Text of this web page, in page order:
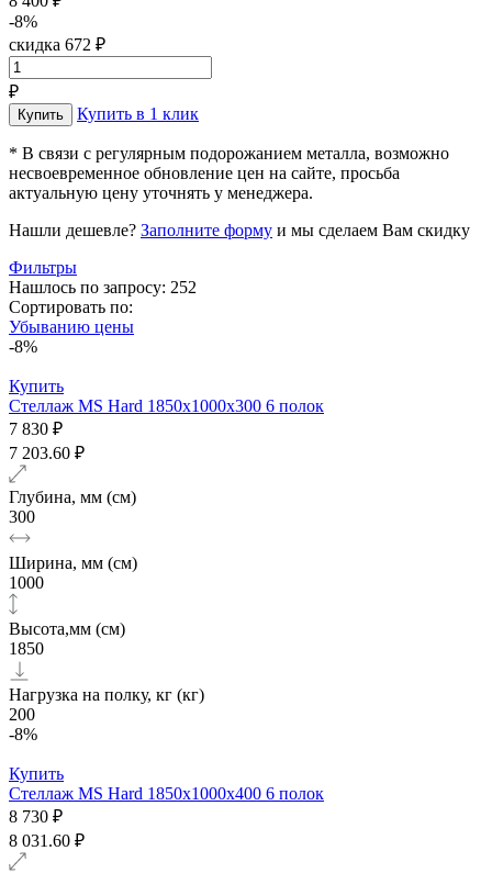
-8%
скидка 672 ₽
₽
Купить в 1 клик
* В связи с регулярным подорожанием металла, возможно
несвоевременное обновление цен на сайте, просьба
актуальную цену уточнять у менеджера.
Нашли дешевле? Заполните форму и мы сделаем Вам скидку
Фильтры
Нашлось по запросу: 252
Сортировать по:
Убыванию цены
-8%
Купить
Стеллаж MS Hard 1850х1000x300 6 полок
7 830 ₽
7 203.60 ₽
Глубина, мм (см)
300
Ширина, мм (см)
1000
Высота,мм (см)
1850
Нагрузка на полку, кг (кг)
200
-8%
Купить
Стеллаж MS Hard 1850х1000x400 6 полок
8 730 ₽
8 031.60 ₽